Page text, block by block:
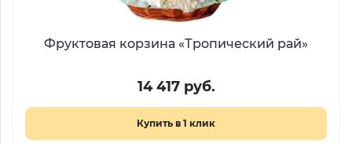
Фруктовая корзина «Тропический рай»
14 417 руб.
Купить в 1 клик